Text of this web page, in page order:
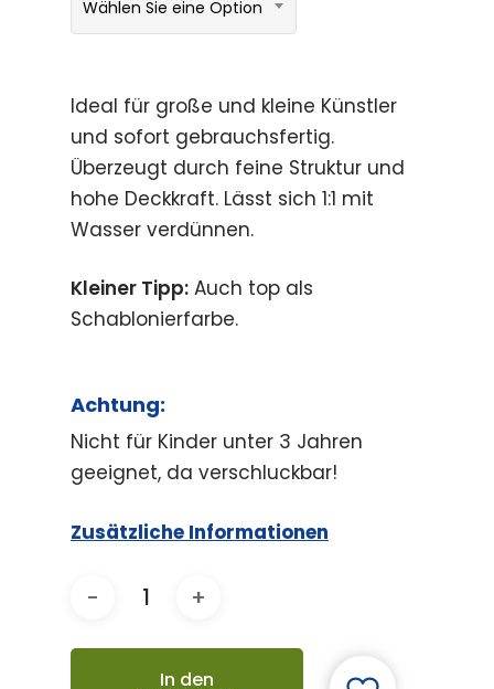
Wählen Sie eine Option
Ideal für große und kleine Künstler
und sofort gebrauchsfertig.
Überzeugt durch feine Struktur und
hohe Deckkraft. Lässt sich 1:1 mit
Wasser verdünnen.
Kleiner Tipp: Auch top als
Schablonierfarbe.
Achtung:
Nicht für Kinder unter 3 Jahren
geeignet, da verschluckbar!
Zusätzliche Informationen
In den